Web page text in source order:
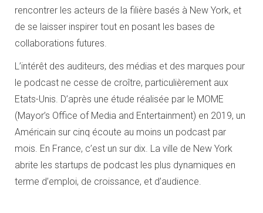
rencontrer les acteurs de la filière basés à New York, et
de se laisser inspirer tout en posant les bases de
collaborations futures.
L’intérêt des auditeurs, des médias et des marques pour
le podcast ne cesse de croître, particulièrement aux
Etats-Unis. D’après une étude réalisée par le MOME
(Mayor’s Office of Media and Entertainment) en 2019, un
Américain sur cinq écoute au moins un podcast par
mois. En France, c’est un sur dix. La ville de New York
abrite les startups de podcast les plus dynamiques en
terme d’emploi, de croissance, et d’audience.